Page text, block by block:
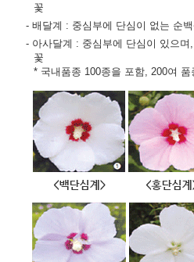
꽃
- 배달계 : 중심부에 단심이 없는 순
- 아사달계 : 중심부에 단심이 있으
꽃
* 국내품종 100종을 포함, 200여 품